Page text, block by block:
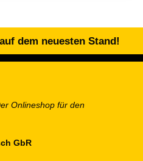
dem neuesten Stand!
GbR